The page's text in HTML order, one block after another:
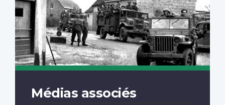
Médias associés